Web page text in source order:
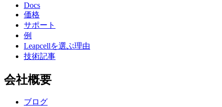
Docs
価格
サポート
例
Leapcellを選ぶ理由
技術記事
会社概要
ブログ